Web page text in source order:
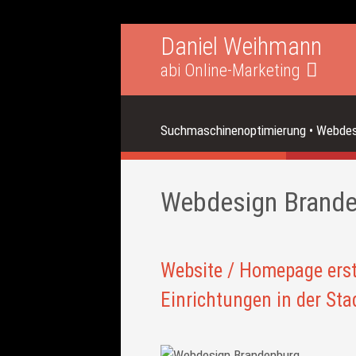
Daniel Weihmann
abi Online-Marketing
Suchmaschinenoptimierung •
Webdesign
Website / Homepage
Einrichtungen in der